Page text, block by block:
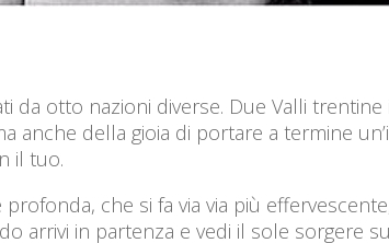
da otto nazioni diverse. Due Valli
della gioia di portare a termine
il tuo.
che si fa via via più
arrivi in partenza e vedi il sole sorgere